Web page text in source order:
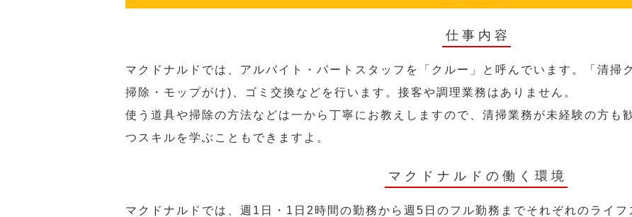
仕事内容
マクドナルドでは、アルバイト・パートスタッフを「クルー」と呼んでいます。「清掃
掃除・モップがけ)、ゴミ交換などを行います。接客や調理業務はありません。
使う道具や掃除の方法などは一から丁寧にお教えしますので、清掃業務が未経験の方も
つスキルを学ぶこともできますよ。
マクドナルドの働く環境
マクドナルドでは、週1日・1日2時間の勤務から週5日のフル勤務までそれぞれのライ